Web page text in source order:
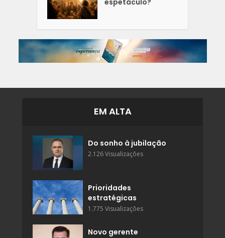
espetáculo?
EM ALTA
Do sonho à jubilação
2.126 Visualizações
Prioridades
estratégicas
1.775 Visualizações
Novo gerente